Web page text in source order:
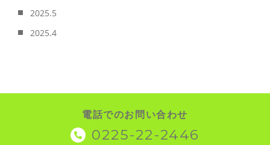
2025.5
2025.4
電話でのお問い合わせ
0225-22-2446